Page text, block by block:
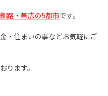
路・帯広の5都市です。
・住まいの事などお気軽にご
ります。